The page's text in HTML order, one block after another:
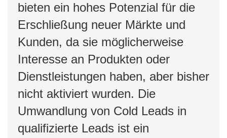
bieten ein hohes Potenzial für die
Erschließung neuer Märkte und
Kunden, da sie möglicherweise
Interesse an Produkten oder
Dienstleistungen haben, aber bisher
nicht aktiviert wurden. Die
Umwandlung von Cold Leads in
qualifizierte Leads ist ein